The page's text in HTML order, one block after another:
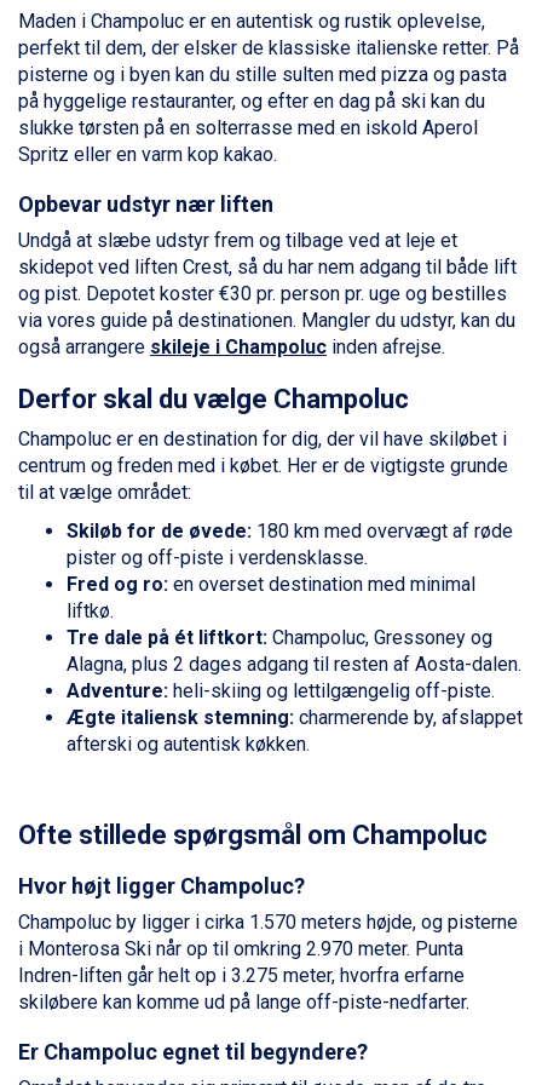
Livigno fra DKK 4.145
Canazei fra DKK 4.745
Ponte di Legno fra DKK 4.745
Alleghe fra DKK 5.595
Bad Gastein fra DKK 4.195
Sauze dOulx fra DKK 4.045
La Thuile fra DKK 4.595
Val Thorens fra DKK 5.395
Cervinia fra DKK 5.295
Sölden fra DKK 8.445
Bad Hofgastein fra DKK 5.495
Passo Tonale fra DKK 3.795
Saalbach fra DKK 5.945
Champoluc fra DKK 3.795
Sestriere fra DKK 4.395
Fieberbrunn fra DKK 6.145
Wagrain fra DKK 4.645
Ischgl fra DKK 7.095
St. Anton fra DKK 7.245
Zell am See fra DKK 4.095
Livigno fra DKK 4.145
Canazei fra DKK 4.745
Ponte di Legno fra DKK 4.745
Alleghe fra DKK 5.595
Bad Gastein fra DKK 4.195
Sauze dOulx fra DKK 4.045
Arabba fra DKK 7.045
La Thuile fra DKK 4.595
Sölden fra DKK 8.445
Passo Tonale fra DKK 3.795
Saalbach fra DKK 5.945
Champoluc fra DKK 3.795
Sestriere fra DKK 4.395
Fieberbrunn fra DKK 6.145
Ischgl fra DKK 7.095
Maden i Champoluc er en autentisk og rustik oplevelse,
perfekt til dem, der elsker de klassiske italienske retter. På
pisterne og i byen kan du stille sulten med pizza og pasta
på hyggelige restauranter, og efter en dag på ski kan du
slukke tørsten på en solterrasse med en iskold Aperol
Spritz eller en varm kop kakao.
Opbevar udstyr nær liften
Undgå at slæbe udstyr frem og tilbage ved at leje et
skidepot ved liften Crest, så du har nem adgang til både lift
og pist. Depotet koster €30 pr. person pr. uge og bestilles
via vores guide på destinationen. Mangler du udstyr, kan du
også arrangere skileje i Champoluc inden afrejse.
Derfor skal du vælge Champoluc
Champoluc er en destination for dig, der vil have skiløbet i
centrum og freden med i købet. Her er de vigtigste grunde
til at vælge området:
Skiløb for de øvede: 180 km med overvægt af røde
pister og off-piste i verdensklasse.
Fred og ro: en overset destination med minimal
liftkø.
Tre dale på ét liftkort: Champoluc, Gressoney og
Alagna, plus 2 dages adgang til resten af Aosta-dalen.
Adventure: heli-skiing og lettilgængelig off-piste.
Ægte italiensk stemning: charmerende by, afslappet
afterski og autentisk køkken.
Ofte stillede spørgsmål om Champoluc
Hvor højt ligger Champoluc?
Champoluc by ligger i cirka 1.570 meters højde, og pisterne
i Monterosa Ski når op til omkring 2.970 meter. Punta
Indren-liften går helt op i 3.275 meter, hvorfra erfarne
skiløbere kan komme ud på lange off-piste-nedfarter.
Er Champoluc egnet til begyndere?